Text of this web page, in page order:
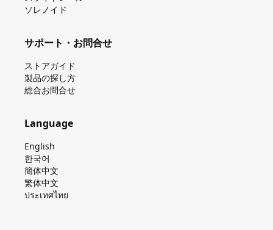
ソレノイド
サポート・お問合せ
ストアガイド
製品の探し⽅
総合お問合せ
Language
English
한국어
簡体中文
繁体中文
ประเทศไทย